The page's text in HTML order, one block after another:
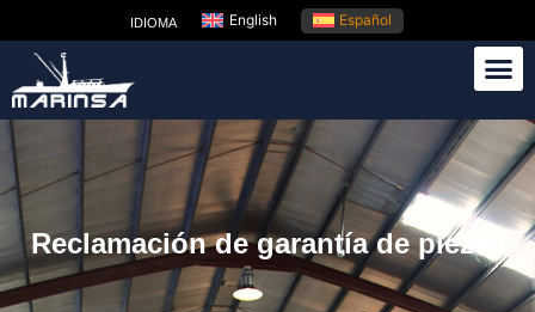
IDIOMA English Español
Reclamación de garantía de piezas